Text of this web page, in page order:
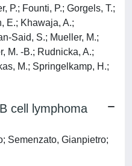
P.; Founti, P.; Gorgels, T.;
E.; Khawaja, A.;
Said, S.; Mueller, M.;
M. -B.; Rudnicka, A.;
M.; Springelkamp, H.;
cell lymphoma
Semenzato, Gianpietro;